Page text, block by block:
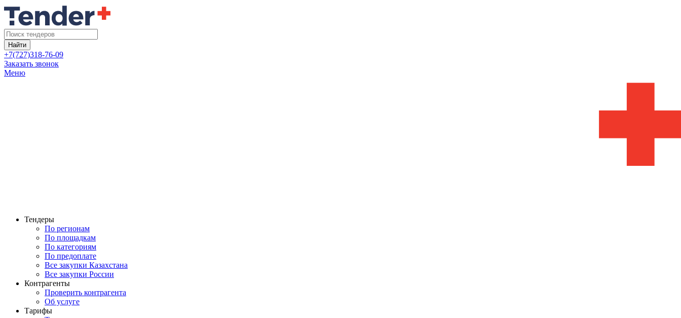
Найти
+7(727)318-76-09
Заказать звонок
Меню
Тендеры
По регионам
По площадкам
По категориям
По предоплате
Все закупки Казахстана
Все закупки России
Контрагенты
Проверить контрагента
Об услуге
Тарифы